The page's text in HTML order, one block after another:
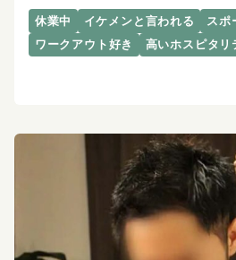
休業中 イケメンと言われる スポ
ワークアウト好き
高いホスピタリ